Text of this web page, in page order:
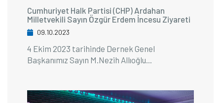
Cumhuriyet Halk Partisi (CHP) Ardahan
Milletvekili Sayın Özgür Erdem İncesu Ziyareti
09.10.2023
4 Ekim 2023 tarihinde Dernek Genel
Başkanımız Sayın M.Nezih Allıoğlu...